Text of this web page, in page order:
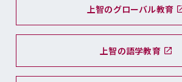
上智のグローバル教育
上智の語学教育